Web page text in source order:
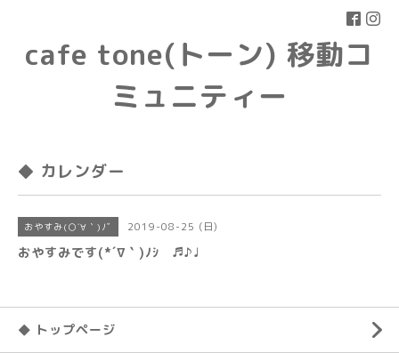
cafe tone(トーン) 移動コ
ミュニティー
◆ カレンダー
おやすみ(○´∀｀)ﾉﾞ 2019-08-25 (日)
おやすみです(*´∇｀)ﾉｼ ♬♪♩
◆ トップページ